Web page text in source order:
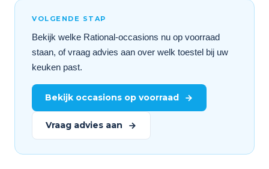
VOLGENDE STAP
Bekijk welke Rational-occasions nu op voorraad
staan, of vraag advies aan over welk toestel bij uw
keuken past.
Bekijk occasions op voorraad
Vraag advies aan